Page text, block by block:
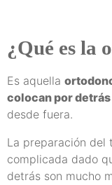
¿Qué es la
Es aquella
colocan por
desde fuera.
La preparación del
complicada dado
detrás son mucho